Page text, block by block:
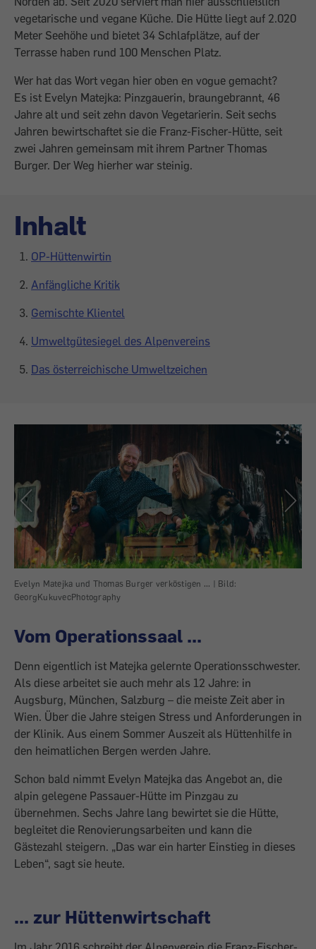
vegetarische und vegane Küche. Die Hütte liegt auf 2.020
Meter Seehöhe und bietet 34 Schlafplätze, auf der
Terrasse haben rund 100 Menschen Platz.
Wer hat das Wort vegan hier oben en vogue gemacht?
Es ist Evelyn Matejka: Pinzgauerin, braungebrannt, 46
Jahre alt und seit zehn davon Vegetarierin. Seit sechs
Jahren bewirtschaftet sie die Franz-Fischer-Hütte, seit
zwei Jahren gemeinsam mit ihrem Partner Thomas
Burger. Der Weg hierher war steinig.
Inhalt
OP-Hüttenwirtin
Anfängliche Kritik
Gemischte Klientel
Umweltgütesiegel des Alpenvereins
Das österreichische Umweltzeichen
Evelyn Matejka und Thomas Burger verköstigen ... | Bild:
GeorgKukuvecPhotography
Vom Operationssaal ...
Denn eigentlich ist Matejka gelernte Operationsschwester.
Als diese arbeitet sie auch mehr als 12 Jahre: in
Augsburg, München, Salzburg – die meiste Zeit aber in
Wien. Über die Jahre steigen Stress und Anforderungen in
der Klinik. Aus einem Sommer Auszeit als Hüttenhilfe in
den heimatlichen Bergen werden Jahre.
Schon bald nimmt Evelyn Matejka das Angebot an, die
alpin gelegene Passauer-Hütte im Pinzgau zu
übernehmen. Sechs Jahre lang bewirtet sie die Hütte,
begleitet die Renovierungsarbeiten und kann die
Gästezahl steigern. „Das war ein harter Einstieg in dieses
Leben“, sagt sie heute.
... zur Hüttenwirtschaft